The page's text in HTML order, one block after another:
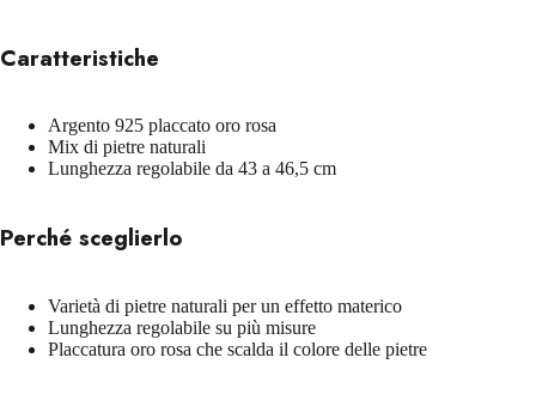
Caratteristiche
Argento 925 placcato oro rosa
Mix di pietre naturali
Lunghezza regolabile da 43 a 46,5 cm
Perché sceglierlo
Varietà di pietre naturali per un effetto materico
Lunghezza regolabile su più misure
Placcatura oro rosa che scalda il colore delle pietre